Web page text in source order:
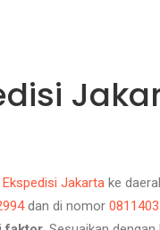
Ekspedisi Jakarta ke
dan di nomor